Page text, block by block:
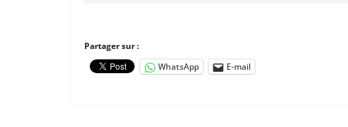
Partager sur :
WhatsApp
E-mail